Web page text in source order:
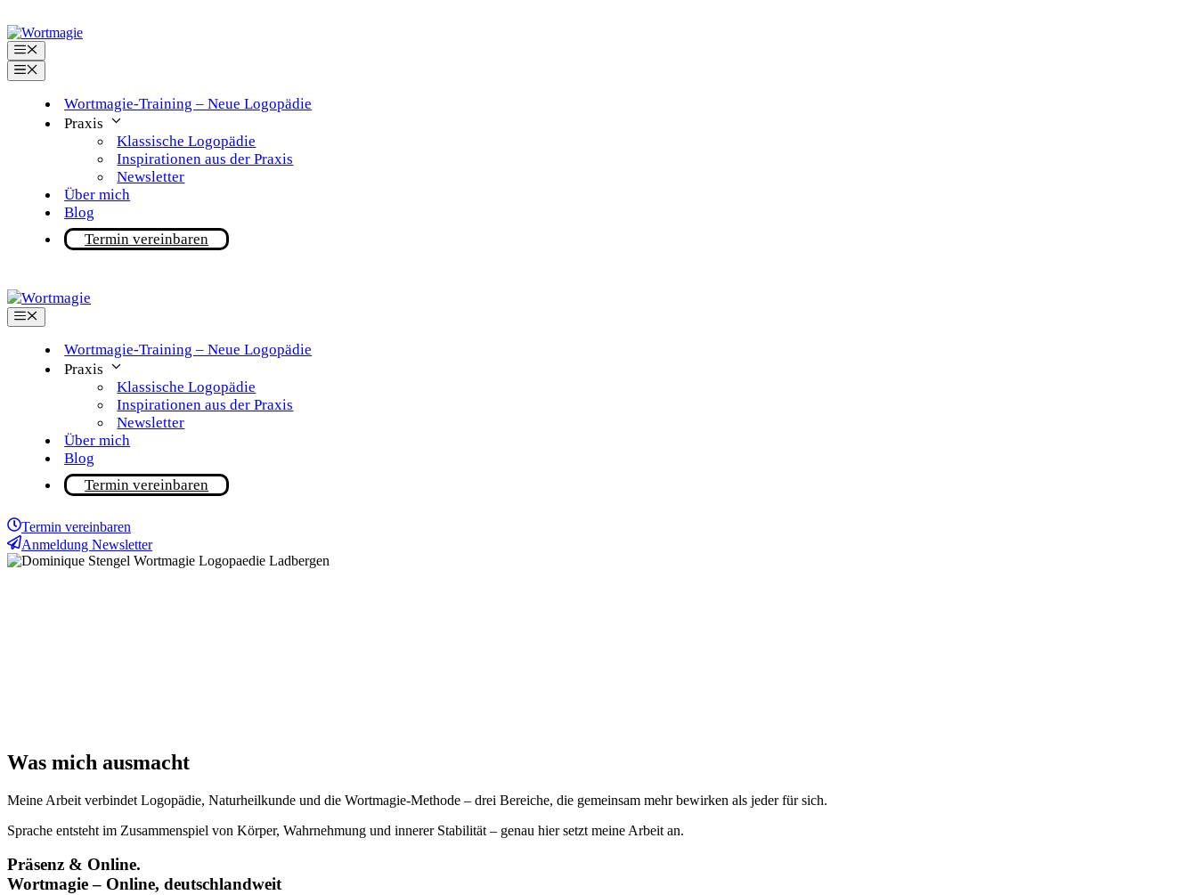
Inhalt
springen
Inhalt
springenMenü
Menü
Wortmagie-Training – Neue Logopädie
Praxis
Klassische Logopädie
Inspirationen aus der Praxis
Newsletter
Über mich
Blog
Termin vereinbaren
Menü
Wortmagie-Training – Neue Logopädie
Praxis
Klassische Logopädie
Inspirationen aus der Praxis
Newsletter
Über mich
Blog
Termin vereinbaren
Termin vereinbaren
Anmeldung Newsletter
Was mich ausmacht
Meine Arbeit verbindet Logopädie, Naturheilkunde und die Wortmagie-Methode – drei Bereiche, die gemeinsam mehr bewirken als jeder für sich.
Sprache entsteht im Zusammenspiel von Körper, Wahrnehmung und innerer Stabilität – genau hier setzt meine Arbeit an.
Präsenz & Online.
Wortmagie – Online, deutschlandweit